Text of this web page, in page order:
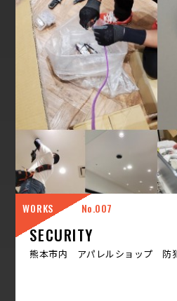
WORKS 007
SECURITY
熊本市内 アパレルショップ 防